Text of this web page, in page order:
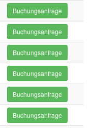
Buchungsanfrage
Buchungsanfrage
Buchungsanfrage
Buchungsanfrage
Buchungsanfrage
Buchungsanfrage